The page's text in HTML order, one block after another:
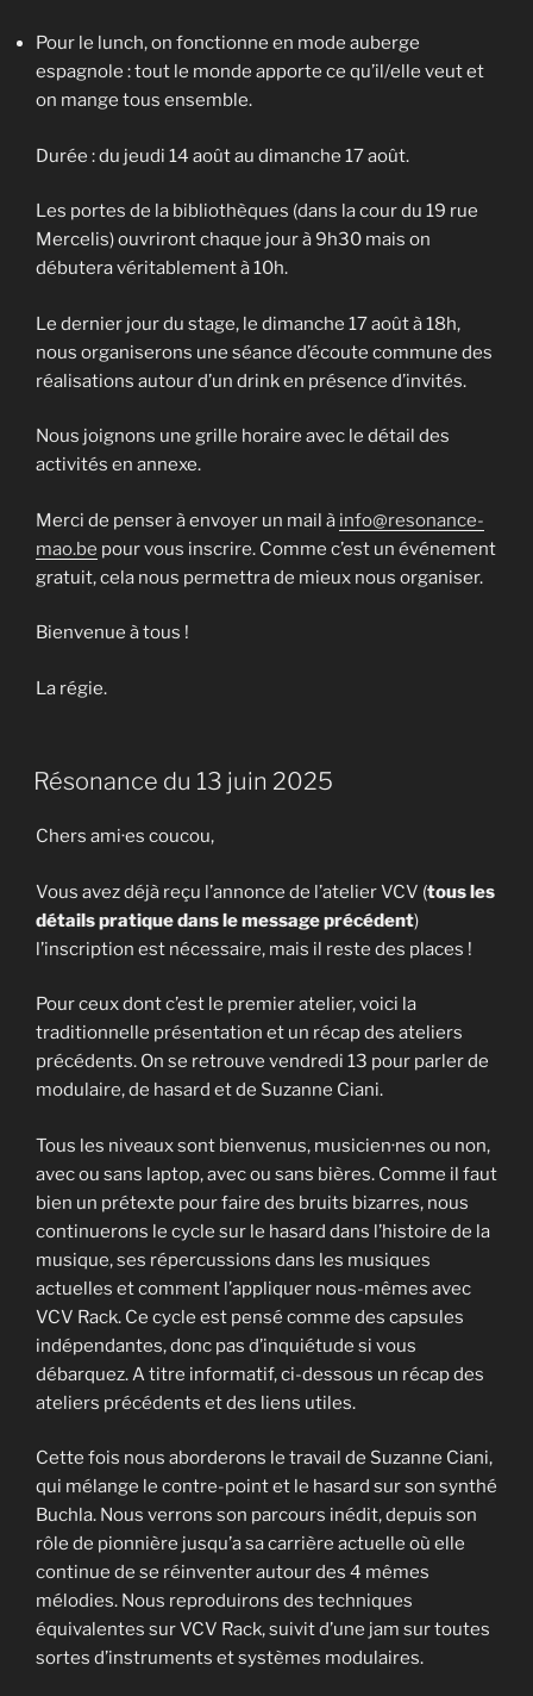
Pour le lunch, on fonctionne en mode auberge
espagnole : tout le monde apporte ce qu’il/elle veut et
on mange tous ensemble.
Durée : du jeudi 14 août au dimanche 17 août.
Les portes de la bibliothèques (dans la cour du 19 rue
Mercelis) ouvriront chaque jour à 9h30 mais on
débutera véritablement à 10h.
Le dernier jour du stage, le dimanche 17 août à 18h,
nous organiserons une séance d’écoute commune des
réalisations autour d’un drink en présence d’invités.
Nous joignons une grille horaire avec le détail des
activités en annexe.
Merci de penser à envoyer un mail à info@resonance-
mao.be pour vous inscrire. Comme c’est un événement
gratuit, cela nous permettra de mieux nous organiser.
Bienvenue à tous !
La régie.
Résonance du 13 juin 2025
Chers ami·es coucou,
Vous avez déjà reçu l’annonce de l’atelier VCV (tous les
détails pratique dans le message précédent)
l’inscription est nécessaire, mais il reste des places !
Pour ceux dont c’est le premier atelier, voici la
traditionnelle présentation et un récap des ateliers
précédents. On se retrouve vendredi 13 pour parler de
modulaire, de hasard et de Suzanne Ciani.
Tous les niveaux sont bienvenus, musicien·nes ou non,
avec ou sans laptop, avec ou sans bières. Comme il faut
bien un prétexte pour faire des bruits bizarres, nous
continuerons le cycle sur le hasard dans l’histoire de la
musique, ses répercussions dans les musiques
actuelles et comment l’appliquer nous-mêmes avec
VCV Rack. Ce cycle est pensé comme des capsules
indépendantes, donc pas d’inquiétude si vous
débarquez. A titre informatif, ci-dessous un récap des
ateliers précédents et des liens utiles.
Cette fois nous aborderons le travail de Suzanne Ciani,
qui mélange le contre-point et le hasard sur son synthé
Buchla. Nous verrons son parcours inédit, depuis son
rôle de pionnière jusqu’a sa carrière actuelle où elle
continue de se réinventer autour des 4 mêmes
mélodies. Nous reproduirons des techniques
équivalentes sur VCV Rack, suivit d’une jam sur toutes
sortes d’instruments et systèmes modulaires.